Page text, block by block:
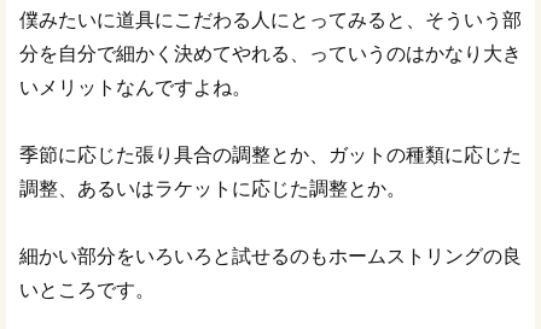
僕みたいに道具にこだわる人にとってみると、そういう部
分を自分で細かく決めてやれる、っていうのはかなり大き
いメリットなんですよね。
季節に応じた張り具合の調整とか、ガットの種類に応じた
調整、あるいはラケットに応じた調整とか。
細かい部分をいろいろと試せるのもホームストリングの良
いところです。